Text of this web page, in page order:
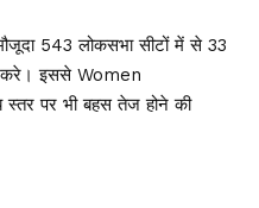
543 लोकसभा सीटों में से 33
करे। इससे Women
स्तर पर भी बहस तेज होने की